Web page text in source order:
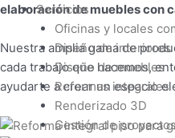
Servicios
Oficinas y locales
Diseño de interiores
Diseño de muebles
Reformas integrales
Renderizado 3D
Gestión de
elaboración de muebles con
Nuestra amplia gama de
cada trabajo que hacemos,
ayudarte a crear un espacio